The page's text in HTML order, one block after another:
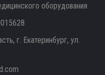
оборудования
г. Екатеринбург, ул.